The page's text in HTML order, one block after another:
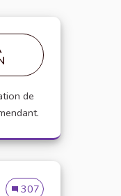
de
UNE
Proposer une
307